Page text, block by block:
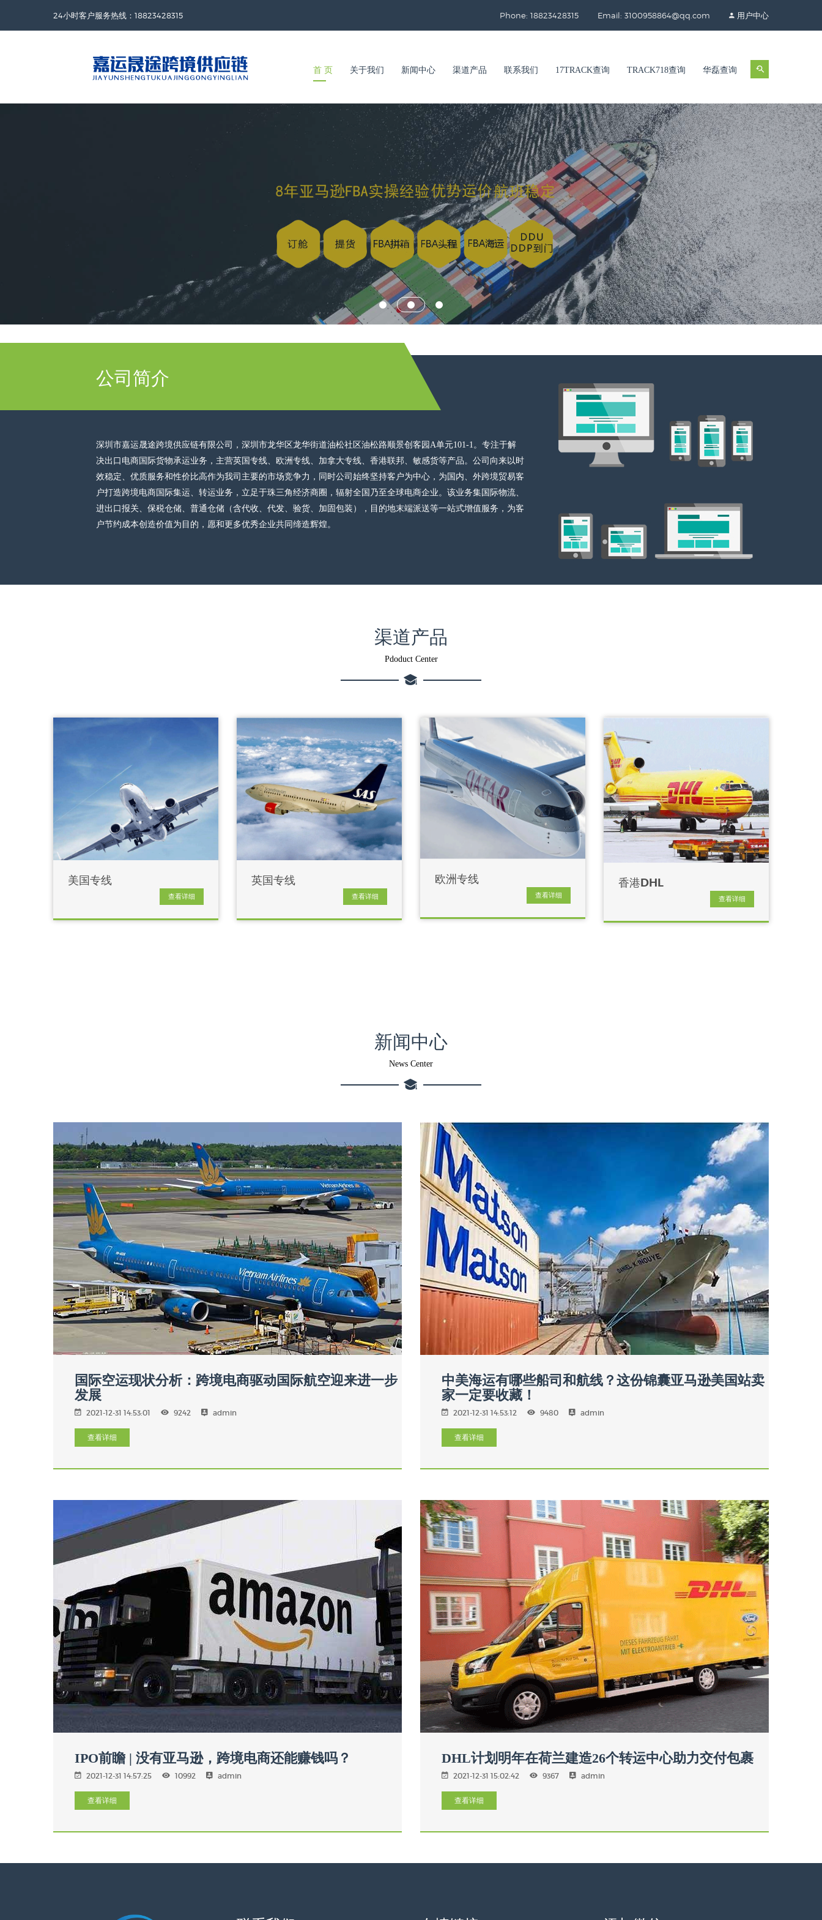
24小时客户服务热线：18823428315 Phone: 18823428315 Email: 3100958864@qq.com 用户中心
首 页 关于我们 新闻中心 渠道产品 联系我们 17TRACK查询 TRACK718查询 华磊查询
公司简介
深圳市嘉运晟途跨境供应链有限公司，深圳市龙华区龙华街道油松社区油松路顺景创客园A单元101-1。专注于解
决出口电商国际货物承运业务，主营英国专线、欧洲专线、加拿大专线、香港联邦、敏感货等产品。公司向来以时
效稳定、优质服务和性价比高作为我司主要的市场竞争力，同时公司始终坚持客户为中心，为国内、外跨境贸易客
户打造跨境电商国际集运、转运业务，立足于珠三角经济商圈，辐射全国乃至全球电商企业。该业务集国际物流、
进出口报关、保税仓储、普通仓储（含代收、代发、验货、加固包装），目的地末端派送等一站式增值服务，为客
户节约成本创造价值为目的，愿和更多优秀企业共同缔造辉煌。
渠道产品
Pdoduct Center
美国专线
查看详细
英国专线
查看详细
欧洲专线
查看详细
香港DHL
查看详细
新闻中心
News Center
国际空运现状分析：跨境电商驱动国际航空迎来进一步
发展
2021-12-31 14:53:01 9242 admin
查看详细
中美海运有哪些船司和航线？这份锦囊亚马逊美国站卖
家一定要收藏！
2021-12-31 14:53:12 9480 admin
查看详细
IPO前瞻 | 没有亚马逊，跨境电商还能赚钱吗？
2021-12-31 14:57:25 10992 admin
查看详细
DHL计划明年在荷兰建造26个转运中心助力交付包裹
2021-12-31 15:02:42 9367 admin
查看详细